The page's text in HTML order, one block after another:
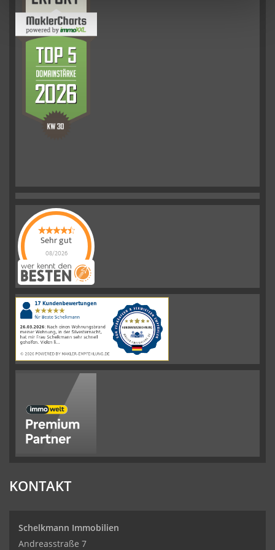
Sehr gut
08/2026
Schelkmann
Immobilienhat
|110Schelkmann
ImmobilienBewertungen
auf
werkenntdenBESTEN.de
KONTAKT
Schelkmann Immobilien
Andreasstraße 7